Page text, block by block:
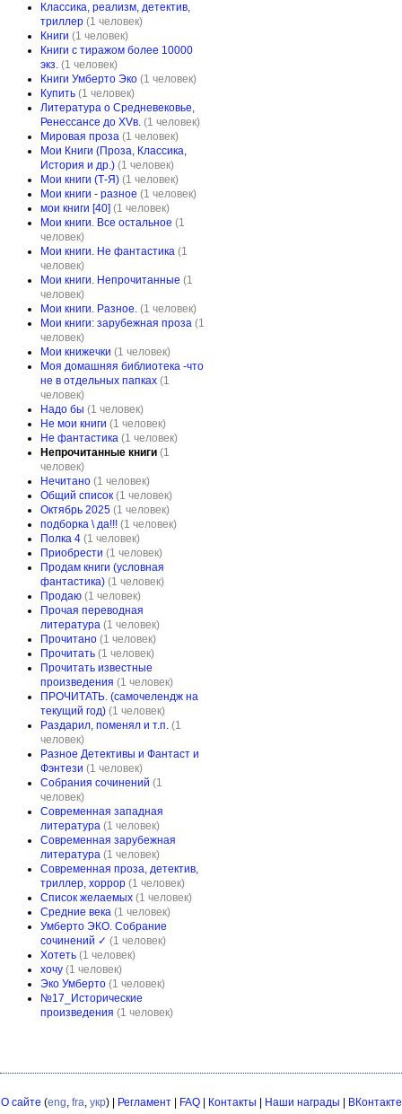
Классика, реализм, детектив,
триллер (1 человек)
Книги (1 человек)
Книги с тиражом более 10000
экз. (1 человек)
Книги Умберто Эко (1 человек)
Купить (1 человек)
Литература о Средневековье,
Ренессансе до XVв. (1 человек)
Мировая проза (1 человек)
Мои Книги (Проза, Классика,
История и др.) (1 человек)
Мои книги (Т-Я) (1 человек)
Мои книги - разное (1 человек)
мои книги [40] (1 человек)
Мои книги. Все остальное (1
человек)
Мои книги. Не фантастика (1
человек)
Мои книги. Непрочитанные (1
человек)
Мои книги. Разное. (1 человек)
Мои книги: зарубежная проза (1
человек)
Мои книжечки (1 человек)
Моя домашняя библиотека -что
не в отдельных папках (1
человек)
Надо бы (1 человек)
Не мои книги (1 человек)
Не фантастика (1 человек)
Непрочитанные книги (1
человек)
Нечитано (1 человек)
Общий список (1 человек)
Октябрь 2025 (1 человек)
подборка \ да!!! (1 человек)
Полка 4 (1 человек)
Приобрести (1 человек)
Продам книги (условная
фантастика) (1 человек)
Продаю (1 человек)
Прочая переводная
литература (1 человек)
Прочитано (1 человек)
Прочитать (1 человек)
Прочитать известные
произведения (1 человек)
ПРОЧИТАТЬ. (самочелендж на
текущий год) (1 человек)
Раздарил, поменял и т.п. (1
человек)
Разное Детективы и Фантаст и
Фэнтези (1 человек)
Собрания сочинений (1
человек)
Современная западная
литература (1 человек)
Современная зарубежная
литература (1 человек)
Современная проза, детектив,
триллер, хоррор (1 человек)
Список желаемых (1 человек)
Средние века (1 человек)
Умберто ЭКО. Собрание
сочинений ✓ (1 человек)
Хотеть (1 человек)
хочу (1 человек)
Эко Умберто (1 человек)
№17_Исторические
произведения (1 человек)
О сайте (eng, fra, укр) | Регламент| FAQ| Контакты Наши награды ВКонтакте